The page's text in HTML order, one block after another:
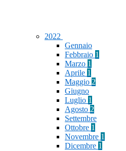
2022
Gennaio
Febbraio 1
Marzo 1
Aprile 1
Maggio 2
Giugno
Luglio 1
Agosto 2
Settembre
Ottobre 1
Novembre 1
Dicembre 1